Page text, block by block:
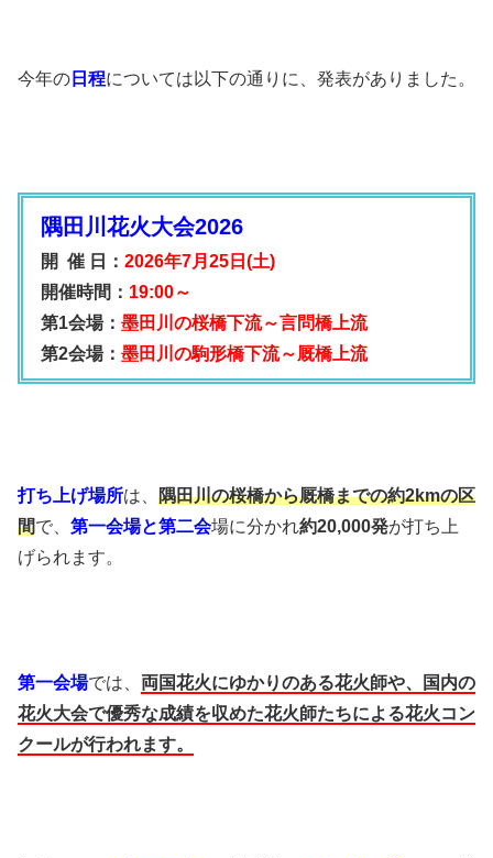
今年の 日程については以下の通りに、発表がありました。
隅田川花火大会2026
開 催 日： 2026年7月25日(土)
開催時間： 19:00～
第1会場： 墨田川の桜橋下流～言問橋上流
第2会場： 墨田川の駒形橋下流～厩橋上流
打ち上げ場所は、 隅田川の桜橋から厩橋までの約2kmの区
間で、 第一会場と第二会場に分かれ約20,000発が打ち上
げられます。
第一会場では、 両国花火にゆかりのある花火師や、
国内の
花火大会で優秀な成績を収めた花火師たちによる花火コン
クールが行われます。